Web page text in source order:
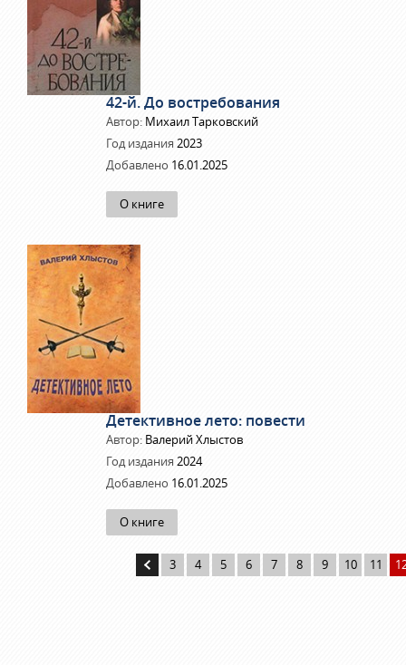
42-й. До востребования
Автор: Михаил Тарковский
Год издания2023
Добавлено 16.01.2025
О книге
Детективное лето: повести
Автор: Валерий Хлыстов
Год издания2024
Добавлено 16.01.2025
О книге
3 4 5 6 7 8 9 10 11